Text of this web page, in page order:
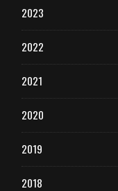
2023
2022
2021
2020
2019
2018